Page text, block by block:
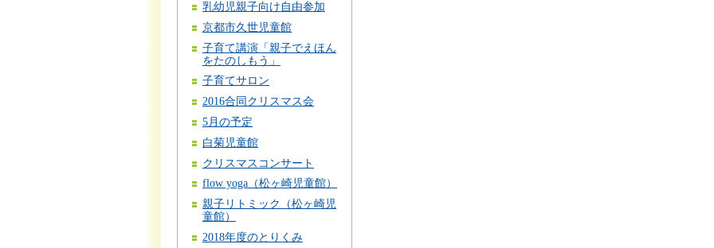
乳幼児親子向け自由参加
京都市久世児童館
子育て講演「親子でえほん
をたのしもう」
子育てサロン
2016合同クリスマス会
5月の予定
白菊児童館
クリスマスコンサート
flow yoga（松ヶ崎児童館）
親子リトミック（松ヶ崎児
童館）
2018年度のとりくみ